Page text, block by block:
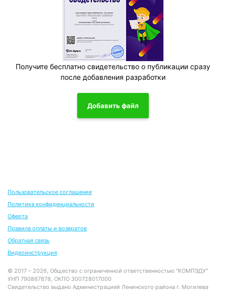
Получите бесплатно свидетельство о публикации сразу
после добавления разработки
Добавить файл
Пользовательское соглашение
Политика конфиденциальности
Оферта
Правила оплаты и возвратов
Обратная связь
Видеоинструкция
© 2017 – 2026, Общество с ограниченной ответственностью "КОМПЭДУ"
УНП 790867878, ОКПО 300728017000
Свидетельство выдано Администрацией Ленинского района г. Могилева